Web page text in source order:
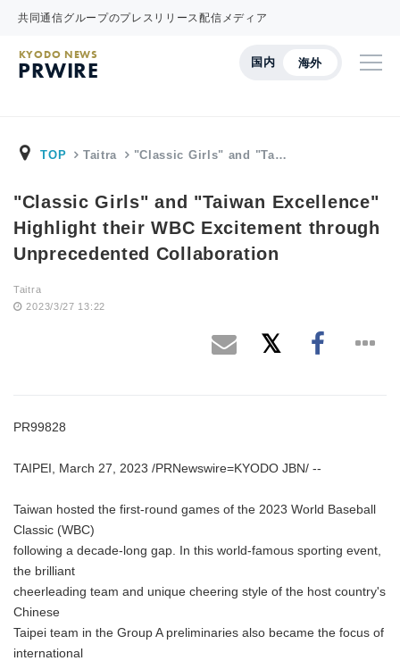
共同通信グループのプレスリリース配信メディア
国内 海外
KYODO NEWS
PRWIRE
TOP Taitra "Classic Girls" and "Ta…
"Classic Girls" and "Taiwan Excellence"
Highlight their WBC Excitement through
Unprecedented Collaboration
Taitra
2023/3/27 13:22
PR99828
TAIPEI, March 27, 2023 /PRNewswire=KYODO JBN/ --
Taiwan hosted the first-round games of the 2023 World Baseball
Classic (WBC)
following a decade-long gap. In this world-famous sporting event,
the brilliant
cheerleading team and unique cheering style of the host country's
Chinese
Taipei team in the Group A preliminaries also became the focus of
international